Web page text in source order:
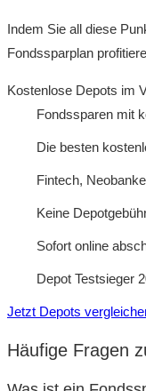
Indem Sie all diese
Fondssparplan
Kostenlose Depots im
Fondssparen mit
Die besten
Fintech,
Keine
Sofort online
Depot Testsieger
Jetzt Depots
Häufige Fragen